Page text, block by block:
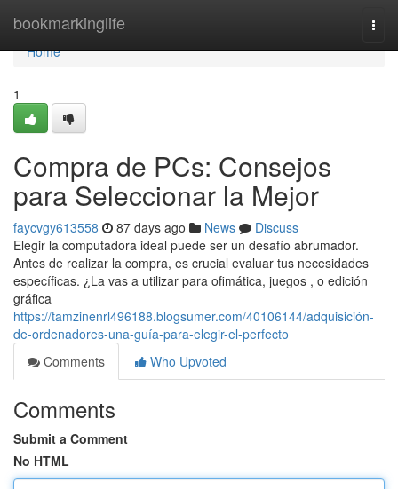
bookmarkinglife
Home
Home
1
Compra de PCs: Consejos
para Seleccionar la Mejor
faycvgy613558 87 days ago News
Discuss
Elegir la computadora ideal puede ser un desafío abrumador.
Antes de realizar la compra, es crucial evaluar tus necesidades
específicas. ¿La vas a utilizar para ofimática, juegos , o edición
gráfica
https://tamzinenrl496188.blogsumer.com/40106144/adquisición-
de-ordenadores-una-guía-para-elegir-el-perfecto
Comments
Who Upvoted
Comments
Submit a Comment
No HTML